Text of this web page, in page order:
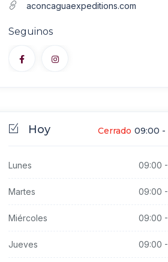
aconcaguaexpeditions.com
Seguinos
Hoy Cerrado 09:00 -
Lunes 09:00 -
Martes 09:00 -
Miércoles 09:00 -
Jueves 09:00 -